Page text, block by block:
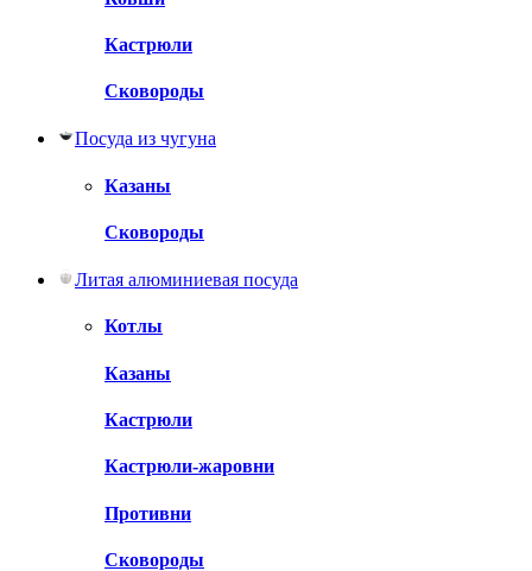
Кастрюли
Сковороды
Посуда из чугуна
Казаны
Сковороды
Литая алюминиевая посуда
Котлы
Казаны
Кастрюли
Кастрюли-жаровни
Противни
Сковороды